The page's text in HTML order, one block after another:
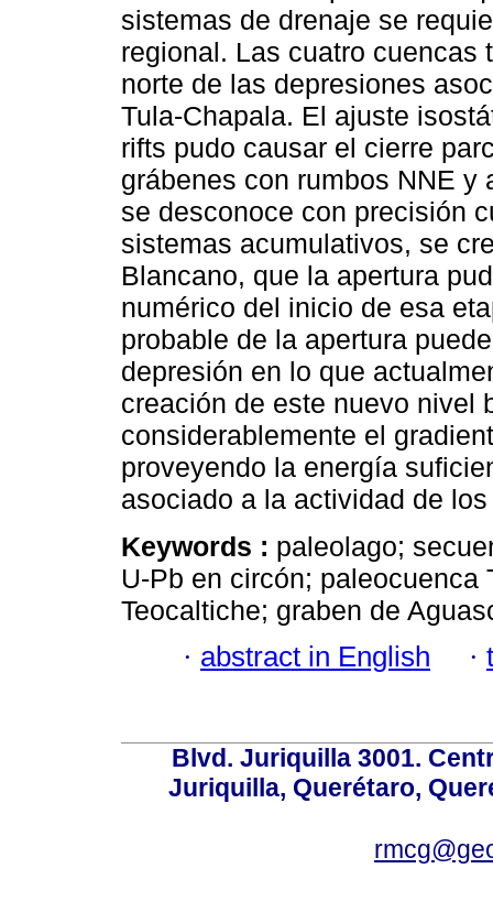
sistemas de drenaje se
regional. Las cuatro cuencas
norte de las depresiones
Tula-Chapala. El ajuste
rifts pudo causar el cierre
grábenes con rumbos NNE y
se desconoce con precisión
sistemas acumulativos, se
Blancano, que la apertura
numérico del inicio de esa
probable de la apertura
depresión en lo que
creación de este nuevo nivel
considerablemente el
proveyendo la energía
asociado a la actividad de
Keywords : paleolago;
U-Pb en circón; paleocuenca
Teocaltiche; graben de
· abstract in English ·
Blvd. Juriquilla 3001.
Juriquilla, Querétaro,